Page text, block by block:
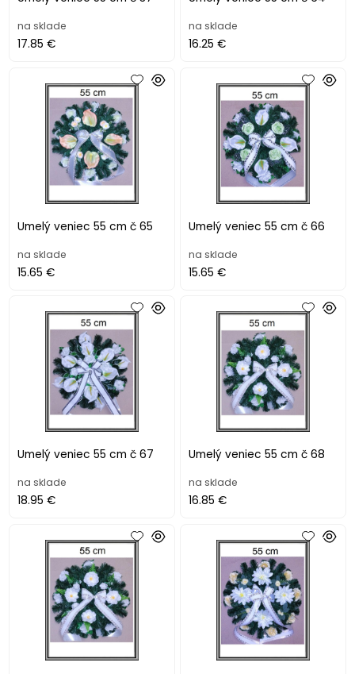
na sklade
17.85 €
na sklade
16.25 €
Umelý veniec 55 cm č 65
na sklade
15.65 €
Umelý veniec 55 cm č 66
na sklade
15.65 €
Umelý veniec 55 cm č 67
na sklade
18.95 €
Umelý veniec 55 cm č 68
na sklade
16.85 €